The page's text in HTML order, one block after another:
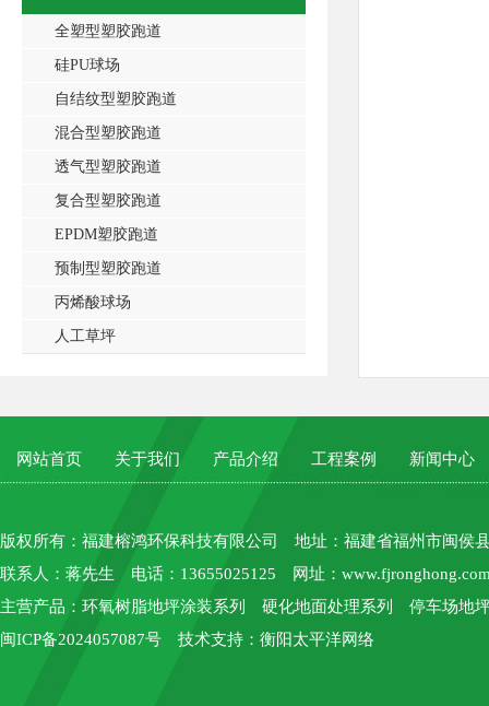
全塑型塑胶跑道
硅PU球场
自结纹型塑胶跑道
混合型塑胶跑道
透气型塑胶跑道
复合型塑胶跑道
EPDM塑胶跑道
预制型塑胶跑道
丙烯酸球场
人工草坪
网站首页 关于我们 产品介绍 工程案例 新闻中心
版权所有： 福建榕鸿环保科技有限公司
地址：福建省福州市闽侯
联系人：蒋先生 电话：13655025125 网址：
主营产品：环氧树脂地坪涂装系列 硬化地面处理系列 停车场
闽ICP备2024057087号 技术支持： 衡阳太平洋网络